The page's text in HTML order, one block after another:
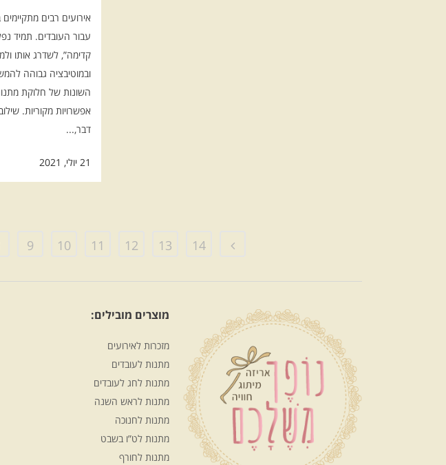
אירועים רבים מתקיימים
עבור העובדים. תמיד
קדימה”, לשדרג אותו
ובמוטיבציה גבוהה
השונות של חלוקת מתנות
אפשרויות מקוריות.
דבר,...
21 יולי, 2021
9 10 11 12 13 14
מוצרים מובילים:
מזכרות לאירועים
מתנות לעובדים
מתנות לחג לעובדים
מתנות לראש השנה
מתנות לחנוכה
מתנות לט”ו בשבט
מתנות לחורף